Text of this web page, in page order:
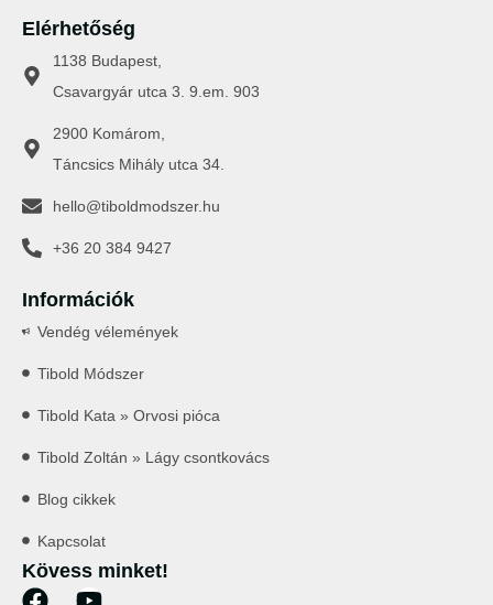
Elérhetőség
1138 Budapest,
Csavargyár utca 3. 9.em. 903
2900 Komárom,
Táncsics Mihály utca 34.
hello@tiboldmodszer.hu
+36 20 384 9427
Információk
Vendég vélemények
Tibold Módszer
Tibold Kata » Orvosi pióca
Tibold Zoltán » Lágy csontkovács
Blog cikkek
Kapcsolat
Kövess minket!